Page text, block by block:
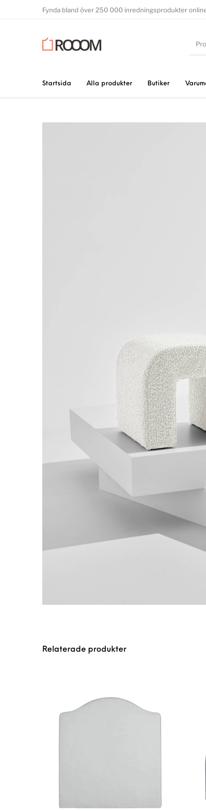
Fynda bland över 250 000 inredningsprodukter
Startsida Alla produkter Butiker
Relaterade produkter